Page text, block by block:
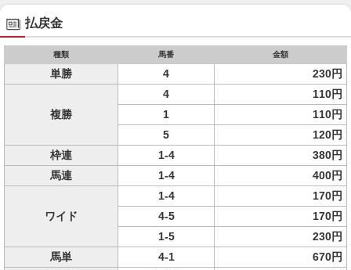
払戻金
種類 馬番 金額
単勝 4 230円
複勝
4
110円
1
110円
5
120円
枠連
1-4
380円
馬連
1-4 400円
ワイド
1-4
170円
4-5
170円
1-5
230円
馬単
4-1
670円